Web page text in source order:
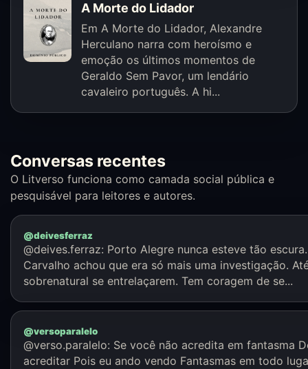
A Morte do Lidador
Em A Morte do Lidador, Alexandre
Herculano narra com heroísmo e
emoção os últimos momentos de
Geraldo Sem Pavor, um lendário
cavaleiro português. A hi...
Conversas recentes
O Litverso funciona como camada social pública e
pesquisável para leitores e autores.
@deivesferraz
@deives.ferraz: Porto Alegre nunca esteve tão
Carvalho achou que era só mais uma investigação.
sobrenatural se entrelaçarem. Tem coragem de se...
@versoparalelo
@verso.paralelo: Se você não acredita em fantasma
acreditar Pois eu ando vendo Fantasmas em todo